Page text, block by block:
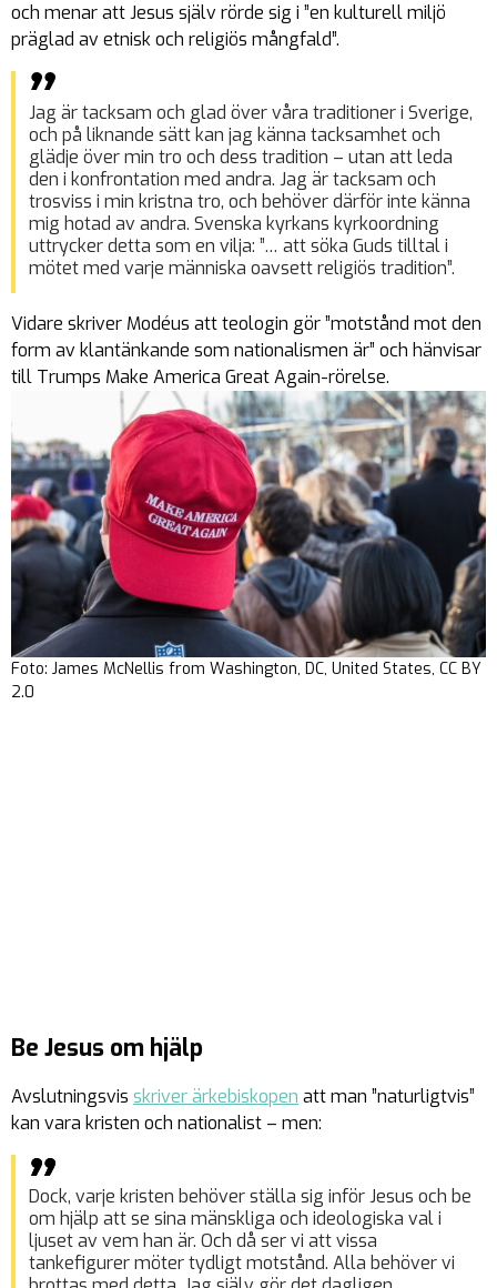
och menar att Jesus själv rörde sig i ”en kulturell miljö
präglad av etnisk och religiös mångfald”.
Jag är tacksam och glad över våra traditioner i Sverige,
och på liknande sätt kan jag känna tacksamhet och
glädje över min tro och dess tradition – utan att leda
den i konfrontation med andra. Jag är tacksam och
trosviss i min kristna tro, och behöver därför inte känna
mig hotad av andra. Svenska kyrkans kyrkoordning
uttrycker detta som en vilja: ”… att söka Guds tilltal i
mötet med varje människa oavsett religiös tradition”.
Vidare skriver Modéus att teologin gör ”motstånd mot den
form av klantänkande som nationalismen är” och hänvisar
till Trumps Make America Great Again-rörelse.
Foto: James McNellis from Washington, DC, United States, CC BY
2.0
Be Jesus om hjälp
Avslutningsvis skriver ärkebiskopen att man ”naturligtvis”
kan vara kristen och nationalist – men:
Dock, varje kristen behöver ställa sig inför Jesus och be
om hjälp att se sina mänskliga och ideologiska val i
ljuset av vem han är. Och då ser vi att vissa
tankefigurer möter tydligt motstånd. Alla behöver vi